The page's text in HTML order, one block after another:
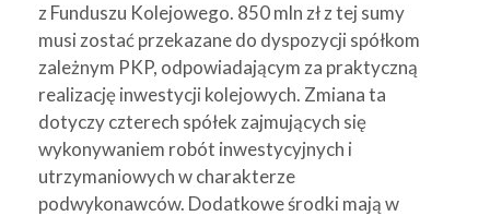
z Funduszu Kolejowego. 850 mln zł z tej sumy
musi zostać przekazane do dyspozycji spółkom
zależnym PKP, odpowiadającym za praktyczną
realizację inwestycji kolejowych. Zmiana ta
dotyczy czterech spółek zajmujących się
wykonywaniem robót inwestycyjnych i
utrzymaniowych w charakterze
podwykonawców. Dodatkowe środki mają w